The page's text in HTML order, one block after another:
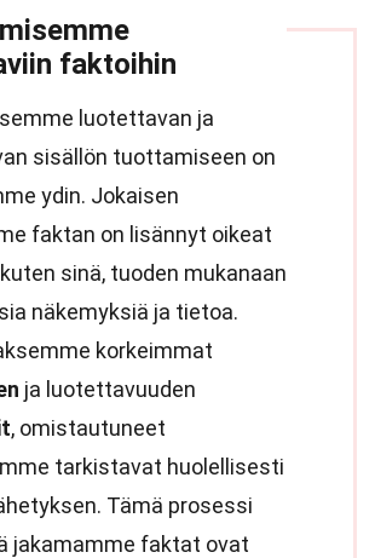
faktoihin
luotettavan ja
sisällön tuottamiseen on
ydin. Jokaisen
faktan on lisännyt oikeat
sinä, tuoden mukanaan
näkemyksiä ja tietoa.
korkeimmat
ja luotettavuuden
, omistautuneet
tarkistavat huolellisesti
Tämä prosessi
jakamamme faktat ovat